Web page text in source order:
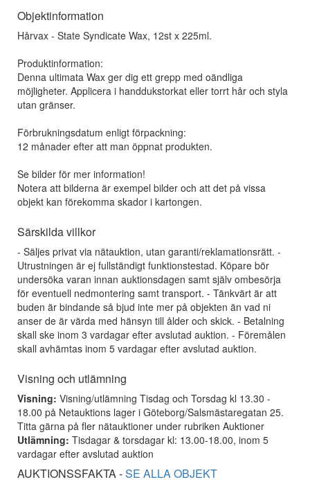
Objektinformation
Hårvax - State Syndicate Wax, 12st x 225ml.
Produktinformation:
Denna ultimata Wax ger dig ett grepp med oändliga
möjligheter. Applicera i handdukstorkat eller torrt hår och styla
utan gränser.
Förbrukningsdatum enligt förpackning:
12 månader efter att man öppnat produkten.
Se bilder för mer information!
Notera att bilderna är exempel bilder och att det på vissa
objekt kan förekomma skador i kartongen.
Särskilda villkor
- Säljes privat via nätauktion, utan garanti/reklamationsrätt. -
Utrustningen är ej fullständigt funktionstestad. Köpare bör
undersöka varan innan auktionsdagen samt själv ombesörja
för eventuell nedmontering samt transport. - Tänkvärt är att
buden är bindande så bjud inte mer på objekten än vad ni
anser de är värda med hänsyn till ålder och skick. - Betalning
skall ske inom 3 vardagar efter avslutad auktion. - Föremålen
skall avhämtas inom 5 vardagar efter avslutad auktion.
Visning och utlämning
Visning: Visning/utlämning Tisdag och Torsdag kl 13.30 -
18.00 på Netauktions lager i Göteborg/Salsmästaregatan 25.
Titta gärna på fler nätauktioner under rubriken Auktioner
Utlämning: Tisdagar & torsdagar kl: 13.00-18.00, inom 5
vardagar efter avslutad auktion
AUKTIONSSFAKTA -SE ALLA OBJEKT